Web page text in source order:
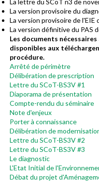
La lettre du SCoT n3 de
La version provisoire du
La version provisoire de l'EIE
La version définitive du PAS
Les documents
disponibles aux
procédure.
Arrêté de périmètre
Délibération de prescription
Lettre du SCoT-BS3V #1
Diaporama de présentation
Compte-rendu du séminaire
Note d'enjeux
Porter à connaissance
Délibération de
Lettre du SCoT-BS3V #2
Lettre du SCoT-BS3V #3
Le diagnostic
L'Etat Initial de
Débat du projet